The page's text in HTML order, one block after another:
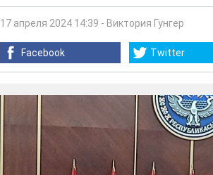
17 апреля 2024 14:39 - Виктория Гунгер
Facebook Twitter